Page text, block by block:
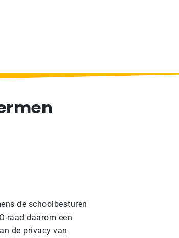
de schoolbesturen
raad daarom een
de privacy van